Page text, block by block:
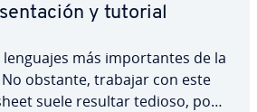
y tutorial
lenguajes más im­po­r­ta­n­tes de la
obstante, trabajar con este
suele resultar tedioso, por